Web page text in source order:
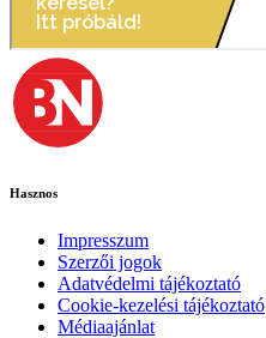
Hasznos
Impresszum
Szerzői jogok
Adatvédelmi tájékoztató
Cookie-kezelési tájékoztató
Médiaajánlat